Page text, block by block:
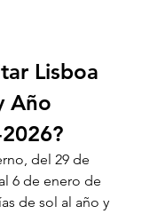
Lisboa
Año
del 29 de
6 de enero de
de sol al año y